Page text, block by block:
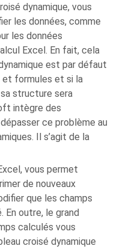
dynamique, vous
les données, comme
les données
Excel. En fait, cela
est par défaut
et formules et si la
structure sera
intègre des
ce problème au
Il s’agit de la
vous permet
de nouveaux
que les champs
En outre, le grand
calculés vous
croisé dynamique